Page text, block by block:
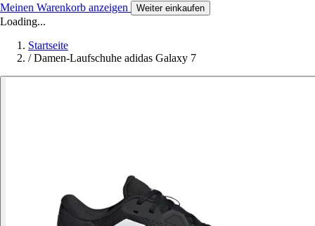
Meinen Warenkorb anzeigen Weiter einkaufen
Loading...
Startseite
/ Damen-Laufschuhe adidas Galaxy 7